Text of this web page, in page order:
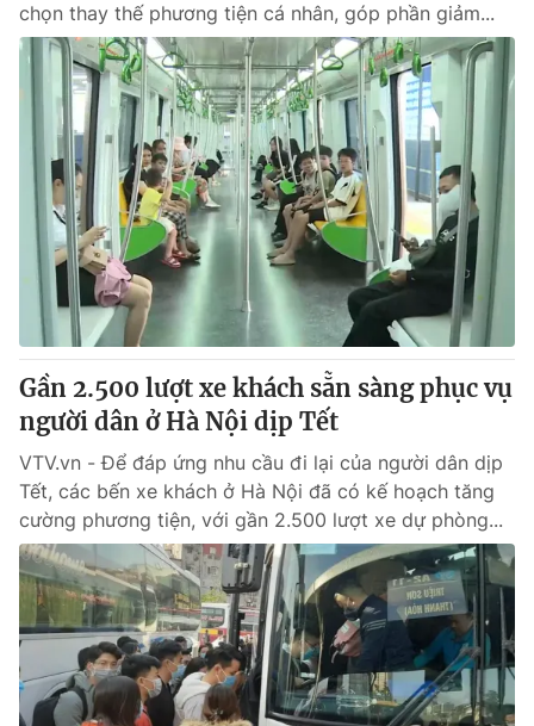
Video Shorts video
VTV Money VTV Thể thao
VTV Sức khoẻ Bất động sản
Thị trường 24h Tấm lòng Việt
VTV4 Vươn mình bằng AI
VTV9 VTV8
Liên hệ tòa soạn English
THỜI BÁO VTV
Theo dõi báo trên
Cơ quan chủ quản: Đài Truyền hình Việt Nam
chọn thay thế phương tiện cá nhân, góp phần giảm...
Gần 2.500 lượt xe khách sẵn sàng phục vụ
người dân ở Hà Nội dịp Tết
VTV.vn - Để đáp ứng nhu cầu đi lại của người dân dịp
Tết, các bến xe khách ở Hà Nội đã có kế hoạch tăng
cường phương tiện, với gần 2.500 lượt xe dự phòng...